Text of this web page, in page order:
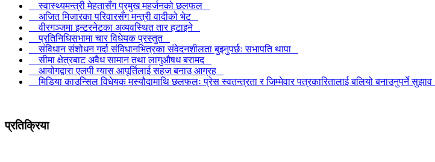
स्वास्थ्यमन्त्री मेहतासँग प्रमुख महर्जनको छलफल
अजित मिजारका परिवारसँग मन्त्री वादीको भेट
वीरगञ्जमा इन्टरनेटका अव्यवस्थित तार हटाइने
प्रतिनिधिसभामा चार विधेयक प्रस्तुत
संविधान संशोधन गर्दा संविधानभित्रका संवेदनशीलता बुझ्नुपर्छः सभापति थापा
सीमा क्षेत्रबाट अवैध सामान तथा लागुऔषध बरामद
आयोगद्वारा एलपी ग्यास आपूर्तिलाई सहज बनाउ आग्रह
मिडिया काउन्सिल विधेयक मस्यौदामाथि छलफलः प्रेस स्वतन्त्रता र जिम्मेवार पत्रकारितालाई बलियो बनाउनुपर्ने सुझाव
प्रतिक्रिया